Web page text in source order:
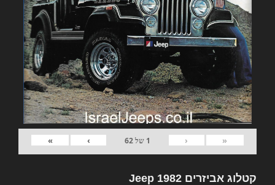
«
‹
1 של62
›
»
קטלוג אביזרים 1982 Jeep